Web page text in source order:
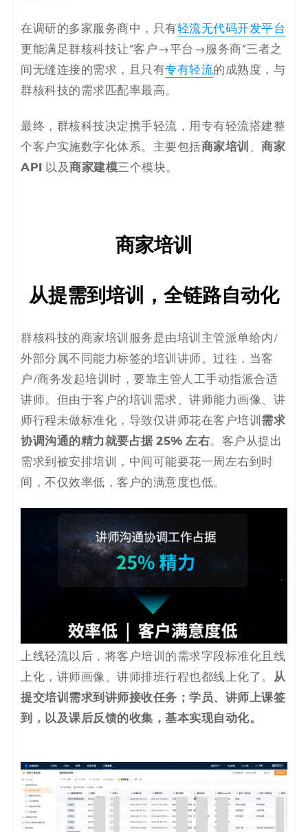
在调研的多家服务商中，只有轻流无代码开发平台
更能满足群核科技让“客户→平台→服务商”三者之
间无缝连接的需求，且只有专有轻流的成熟度，与
群核科技的需求匹配率最高。
最终，群核科技决定携手轻流，用专有轻流搭建整
个客户实施数字化体系。主要包括商家培训 、 商家
API 以及商家建模三个模块。
商家培训
从提需到培训，全链路自动化
群核科技的商家培训服务是由培训主管派单给内/
外部分属不同能力标签的培训讲师。过往，当客
户/商务发起培训时，要靠主管人工手动指派合适
讲师。但由于客户的培训需求、讲师能力画像、讲
师行程未做标准化，导致仅讲师花在客户培训 需求
协调沟通的精力就要占据 25% 左右。客户从提出
需求到被安排培训，中间可能要花一周左右到时
间，不仅效率低，客户的满意度也低。
上线轻流以后，将客户培训的需求字段标准化且线
上化，讲师画像、讲师排班行程也都线上化了。 从
提交培训需求到讲师接收任务；学员、讲师上课签
到，以及课后反馈的收集，基本实现自动化。